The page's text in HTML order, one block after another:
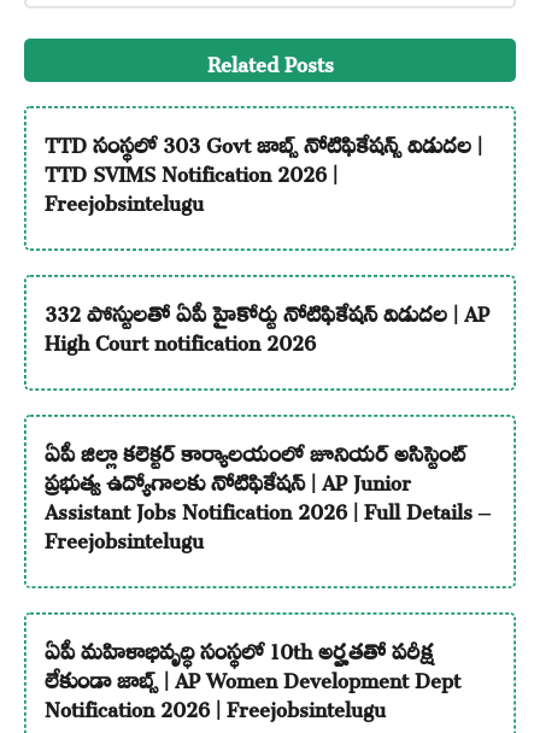
Related Posts
TTD సంస్థలో 303 Govt జాబ్స్ నోటిఫికేషన్స్ విడుదల |
TTD SVIMS Notification 2026 |
Freejobsintelugu
332 పోస్టులతో ఏపీ హైకోర్టు నోటిఫికేషన్ విడుదల | AP
High Court notification 2026
ఏపీ జిల్లా కలెక్టర్ కార్యాలయంలో జూనియర్ అసిస్టెంట్
ప్రభుత్వ ఉద్యోగాలకు నోటిఫికేషన్ | AP Junior
Assistant Jobs Notification 2026 | Full Details –
Freejobsintelugu
ఏపీ మహిళాభివృద్ధి సంస్థలో 10th అర్హతతో పరీక్ష
లేకుండా జాబ్స్ | AP Women Development Dept
Notification 2026 | Freejobsintelugu